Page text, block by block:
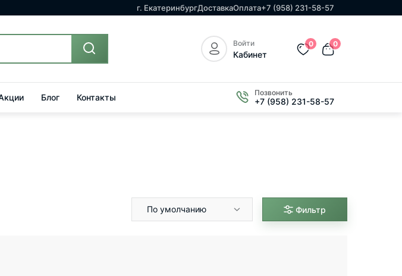
г. ЕкатеринбургДоставкаОплата+7 (958) 231-58-57
Войти
Кабинет
0 0
Блог Контакты Позвонить
+7 (958) 231-58-57
По умолчанию Фильтр